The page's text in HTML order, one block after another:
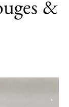
&